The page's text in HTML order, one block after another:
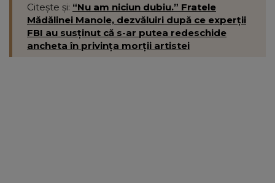
Citește și: “Nu am niciun dubiu.” Fratele
Mădălinei Manole, dezvăluiri după ce experții
FBI au susținut că s-ar putea redeschide
ancheta în privința morții artistei